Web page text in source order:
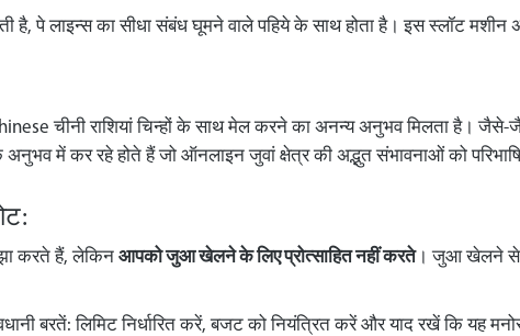
है, पे लाइन्स का सीधा संबंध घूमने वाले पहिये के साथ होता है। इस स्लॉट
चीनी राशियां चिन्हों के साथ मेल करने का अनन्य अनुभव मिलता है।
में कर रहे होते हैं जो ऑनलाइन जुवां क्षेत्र की अद्भुत संभावनाओं को
करते हैं, लेकिन आपको जुआ खेलने के लिए प्रोत्साहित नहीं करते। जुआ खेलने से
बरतें: लिमिट निर्धारित करें, बजट को नियंत्रित करें और याद रखें कि यह